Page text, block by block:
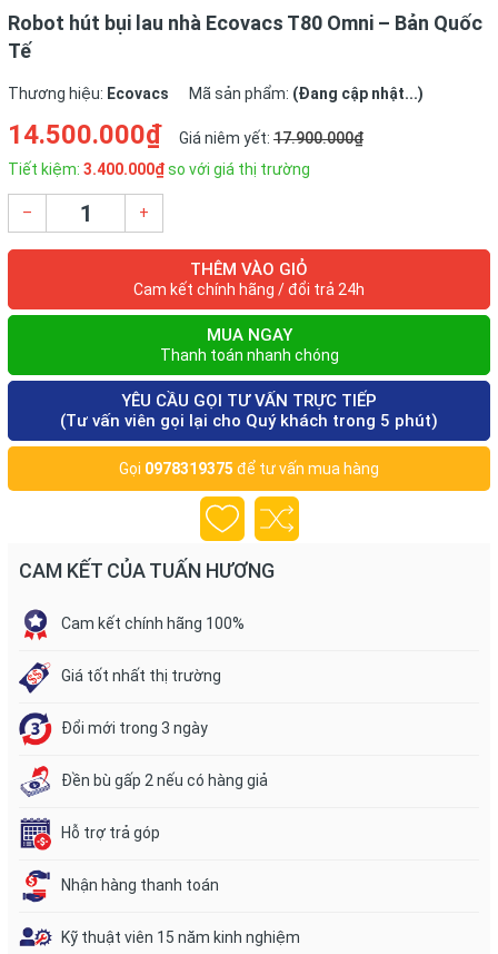
Robot hút bụi lau nhà Ecovacs T80 Omni – Bản Quốc
Tế
Thương hiệu: Ecovacs Mã sản phẩm: (Đang cập nhật...)
14.500.000₫ Giá niêm yết: 17.900.000₫
Tiết kiệm: 3.400.000₫so với giá thị trường
– +
THÊM VÀO GIỎ
Cam kết chính hãng / đổi trả 24h
MUA NGAY
Thanh toán nhanh chóng
YÊU CẦU GỌI TƯ VẤN TRỰC TIẾP
(Tư vấn viên gọi lại cho Quý khách trong 5 phút)
Gọi 0978319375 để tư vấn mua hàng
CAM KẾT CỦA TUẤN HƯƠNG
Cam kết chính hãng 100%
Giá tốt nhất thị trường
Đổi mới trong 3 ngày
Đền bù gấp 2 nếu có hàng giả
Hỗ trợ trả góp
Nhận hàng thanh toán
Kỹ thuật viên 15 năm kinh nghiệm